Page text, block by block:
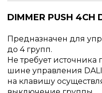
DIMMER PUSH 4CH
Предназначен для
до 4 групп.
Не требует источника
шине управления
на клавишу